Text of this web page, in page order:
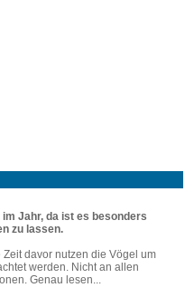
Jahr, da ist es besonders
zu lassen.
davor nutzen die Vögel um
werden. Nicht an allen
Genau lesen...